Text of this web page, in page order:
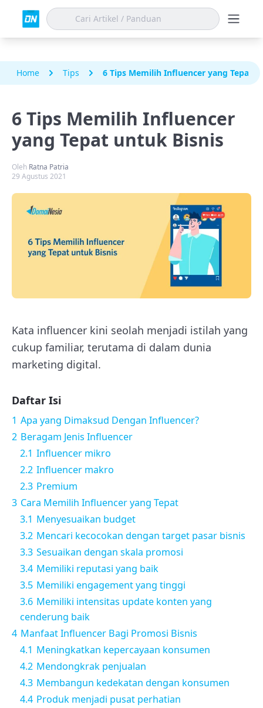
Home Tips 6 Tips Memilih Influencer yang Tepat
6 Tips Memilih Influencer
yang Tepat untuk Bisnis
Oleh Ratna Patria
29 Agustus 2021
Kata influencer kini seolah menjadi istilah yang
cukup familiar, terutama di dalam dunia
marketing digital.
Daftar Isi
1 Apa yang Dimaksud Dengan Influencer?
2 Beragam Jenis Influencer
2.1 Influencer mikro
2.2 Influencer makro
2.3 Premium
3 Cara Memilih Influencer yang Tepat
3.1 Menyesuaikan budget
3.2 Mencari kecocokan dengan target pasar bisnis
3.3 Sesuaikan dengan skala promosi
3.4 Memiliki reputasi yang baik
3.5 Memiliki engagement yang tinggi
3.6 Memiliki intensitas update konten yang
cenderung baik
4 Manfaat Influencer Bagi Promosi Bisnis
4.1 Meningkatkan kepercayaan konsumen
4.2 Mendongkrak penjualan
4.3 Membangun kedekatan dengan konsumen
4.4 Produk menjadi pusat perhatian